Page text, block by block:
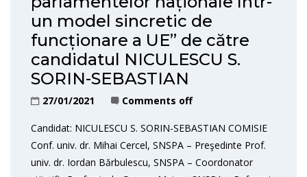
un model sincretic de
funcționare a UE” de către
candidatul NICULESCU S.
SORIN-SEBASTIAN
27/01/2021 Comments off
Candidat: NICULESCU S. SORIN-SEBASTIAN COMISIE
Conf. univ. dr. Mihai Cercel, SNSPA – Preşedinte Prof.
univ. dr. Iordan Bărbulescu, SNSPA – Coordonator